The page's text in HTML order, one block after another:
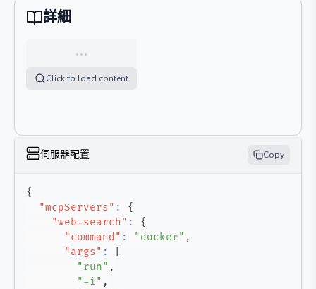
詳細
…
Click to load content
伺服器配置 Copy
{
"mcpServers" :
{
"web-search" :
{
"command" : "docker" ,
"args" :
"run" ,
"-i" ,